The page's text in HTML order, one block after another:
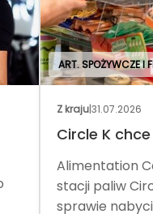
ART. SPOŻYWCZE I
Z kraju|31.07.2026
Circle K
Alimentation
stacji paliw
sprawie